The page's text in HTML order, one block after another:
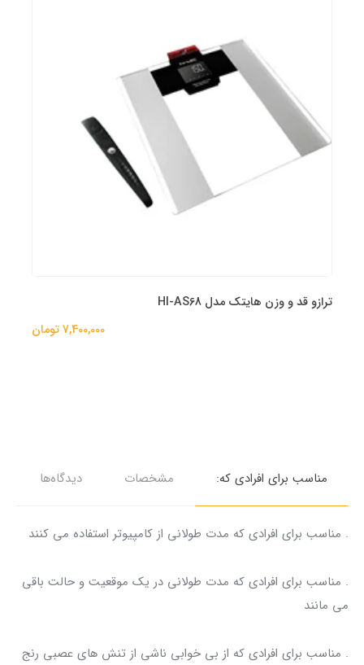
ترازو قد و‌ وزن هایتک مدل HI-AS68
7,400,000 تومان
مناسب برای افرادی که: مشخصات دیدگاه‌ها
. مناسب برای افرادی که مدت طولانی از کامپیوتر استفاده می کنند
. مناسب برای افرادی که مدت طولانی در یک موقعیت و حالت باقی
می مانند
. مناسب برای افرادی که از بی خوابی ناشی از تنش های عصبی رنج